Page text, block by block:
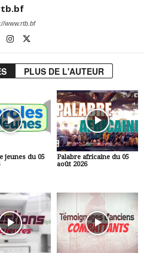
www.rtb.bf
PLUS DE L'AUTEUR
jeunes du 05
Palabre africaine du 05
août 2026